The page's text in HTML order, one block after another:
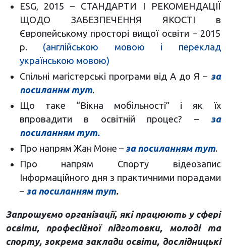
ESG, 2015 – СТАНДАРТИ І РЕКОМЕНДАЦІЇ
ЩОДО ЗАБЕЗПЕЧЕННЯ ЯКОСТІ в
Європейському просторі вищої освіти – 2015
р. (англійською мовою і переклад
українською мовою)
Спільні магістерські програми від А до Я – за
посиланнм тут.
Що таке “Вікна мобільності” і як їх
впровадити в освітній процес? –за
посиланням тут.
Про напрям Жан Моне – за посиланням тут.
Про напрям Спорту відеозапис
Інформаційного дня з практичними порадами
– за посиланням тут.
Запрошуємо організації, які працюють у сфері
освіти, професійної підготовки, молоді та
спорту, зокрема заклади освіти, дослідницькі